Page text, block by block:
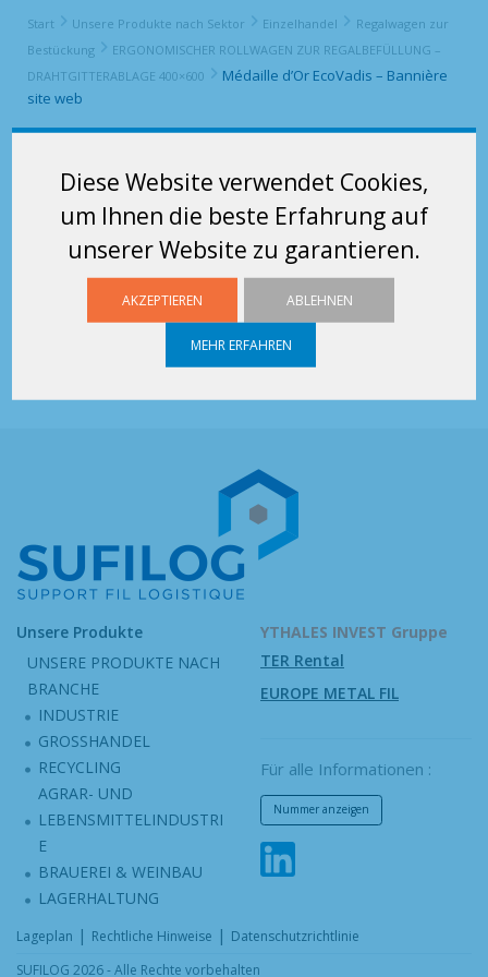
Diese Website verwendet Cookies,
um Ihnen die beste Erfahrung auf
unserer Website zu garantieren.
AKZEPTIEREN ABLEHNEN
MEHR ERFAHREN
Start Unsere Produkte nach Sektor Einzelhandel
Regalwagen zur
Bestückung
ERGONOMISCHER ROLLWAGEN ZUR REGALBEFÜLLUNG –
DRAHTGITTERABLAGE 400×600
Médaille d’Or EcoVadis – Bannière
site web
site web
Unsere Produkte
UNSERE PRODUKTE NACH
BRANCHE
INDUSTRIE
GROSSHANDEL
RECYCLING
AGRAR- UND
LEBENSMITTELINDUSTRI
E
BRAUEREI & WEINBAU
LAGERHALTUNG
YTHALES INVEST Gruppe
TER Rental
EUROPE METAL FIL
Für alle Informationen :
Nummer anzeigen
Lageplan | Rechtliche Hinweise | Datenschutzrichtlinie
SUFILOG 2026 - Alle Rechte vorbehalten